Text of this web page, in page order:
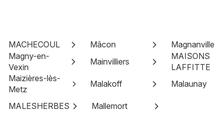
MACHECOUL Mâcon
Magnanville
Magny-en-
Vexin
Mainvilliers
MAISONS
LAFFITTE
Maizières-lès-
Metz
Malakoff
Malaunay
MALESHERBES
Mallemort